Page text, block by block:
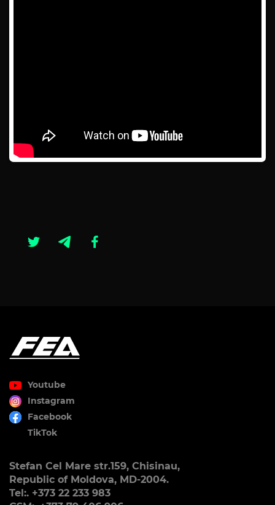
Youtube
Instagram
Facebook
TikTok
Stefan Cel Mare str.159, Chisinau,
Republic of Moldova, MD-2004.
Tel:. +373 22 233 983